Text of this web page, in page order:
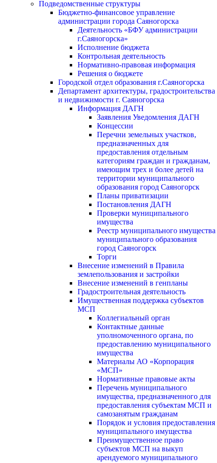
Подведомственные структуры
Бюджетно-финансовое управление
администрации города Саяногорска
Деятельность «БФУ администрации
г.Саяногорска»
Исполнение бюджета
Контрольная деятельность
Нормативно-правовая информация
Решения о бюджете
Городской отдел образования г.Саяногорска
Департамент архитектуры, градостроительства
и недвижимости г. Саяногорска
Информация ДАГН
Заявления Уведомления ДАГН
Концессии
Перечни земельных участков,
предназначенных для
предоставления отдельным
категориям граждан и гражданам,
имеющим трех и более детей на
территории муниципального
образования город Саяногорск
Планы приватизации
Постановления ДАГН
Проверки муниципального
имущества
Реестр муниципального имущества
муниципального образования
город Саяногорск
Торги
Внесение изменений в Правила
землепользования и застройки
Внесение изменений в генпланы
Градостроительная деятельность
Имущественная поддержка субъектов
МСП
Коллегиальный орган
Контактные данные
уполномоченного органа, по
предоставлению муниципального
имущества
Материалы АО «Корпорация
«МСП»
Нормативные правовые акты
Перечень муниципального
имущества, предназначенного для
предоставления субъектам МСП и
самозанятым гражданам
Порядок и условия предоставления
муниципального имущества
Преимущественное право
субъектов МСП на выкуп
арендуемого муниципального